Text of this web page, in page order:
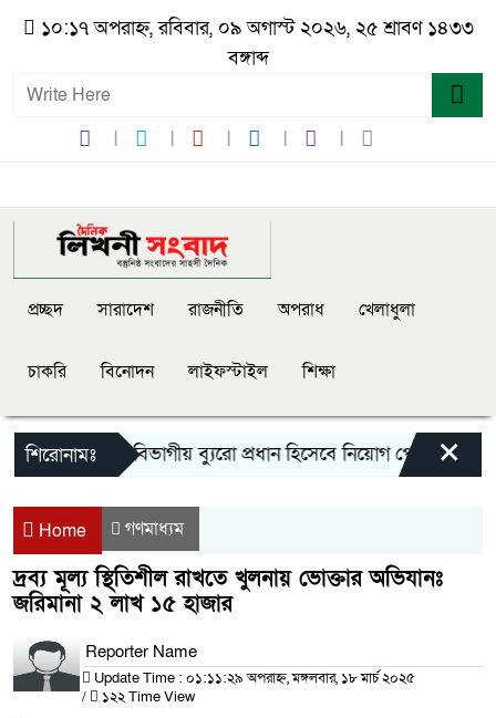
১০:১৭ অপরাহ্ন, রবিবার, ০৯ অগাস্ট ২০২৬, ২৫ শ্রাবণ ১৪৩৩
বঙ্গাব্দ
প্রচ্ছদ সারাদেশ রাজনীতি অপরাধ খেলাধুলা
চাকরি বিনোদন লাইফস্টাইল শিক্ষা
শিরোনামঃখুলনা বিভাগীয় ব্যুরো প্রধান হিসেবে নিয়োগ পেলেন ×
Home গণমাধ্যম
দ্রব্য মূল্য স্থিতিশীল রাখতে খুলনায় ভোক্তার অভিযানঃ
জরিমানা ২ লাখ ১৫ হাজার
Reporter Name
Update Time : ০১:১১:২৯ অপরাহ্ন, মঙ্গলবার, ১৮ মার্চ ২০২৫
/
১২২ Time View